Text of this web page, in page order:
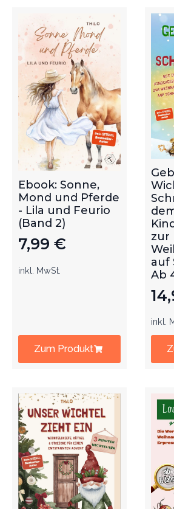
Ebook: Sonne,
Mond und Pferde
- Lila und Feurio
(Band 2)
7,99 €
inkl. MwSt.
Zum Produkt
zur
auf
Ab
inkl.